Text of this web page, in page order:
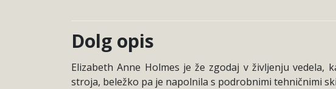
Dolg opis
Elizabeth Anne Holmes je že zgodaj v življenju vedela,
stroja, beležko pa je napolnila s podrobnimi tehničnimi